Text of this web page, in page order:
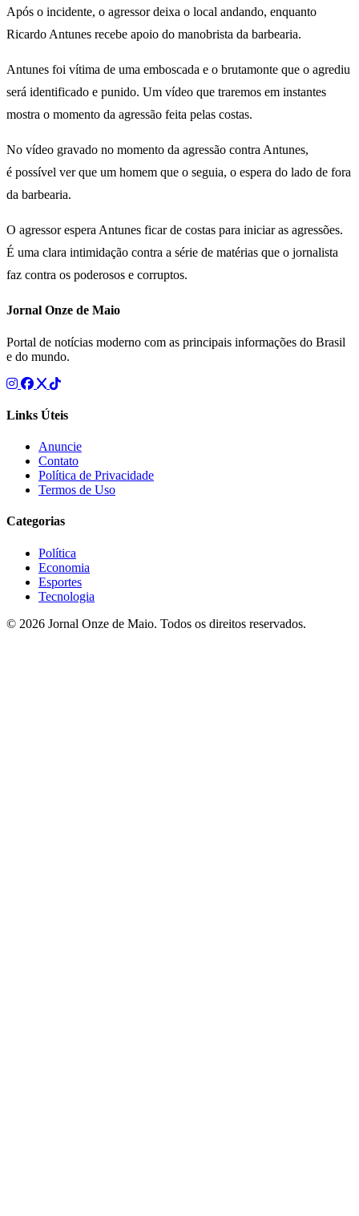
Após o incidente, o agressor deixa o local andando, enquanto
Ricardo Antunes recebe apoio do manobrista da barbearia.
Antunes foi vítima de uma emboscada e o brutamonte que o agrediu
será identificado e punido. Um vídeo que traremos em instantes
mostra o momento da agressão feita pelas costas.
No vídeo gravado no momento da agressão contra Antunes,
é possível ver que um homem que o seguia, o espera do lado de fora
da barbearia.
O agressor espera Antunes ficar de costas para iniciar as agressões.
É uma clara intimidação contra a série de matérias que o jornalista
faz contra os poderosos e corruptos.
Jornal Onze de Maio
Portal de notícias moderno com as principais informações do Brasil
e do mundo.
Links Úteis
Anuncie
Contato
Política de Privacidade
Termos de Uso
Categorias
Política
Economia
Esportes
Tecnologia
© 2026 Jornal Onze de Maio. Todos os direitos reservados.